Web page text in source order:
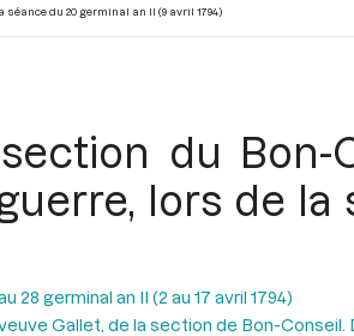
du 20 germinal an II (9 avril 1794)
du Bon-
lors de la
28 germinal an II (2 au 17 avril 1794)
Gallet, de la section de Bon-Conseil.